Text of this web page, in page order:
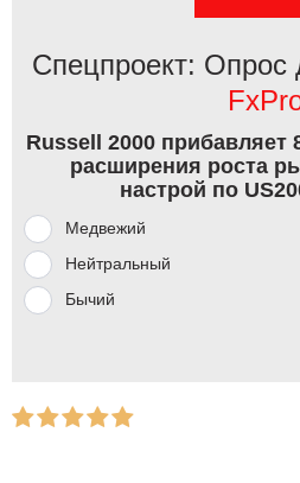
Спецпроект: Опрос
Russell 2000 прибавляет
расширения роста
настрой по
Медвежий
Нейтральный
Бычий